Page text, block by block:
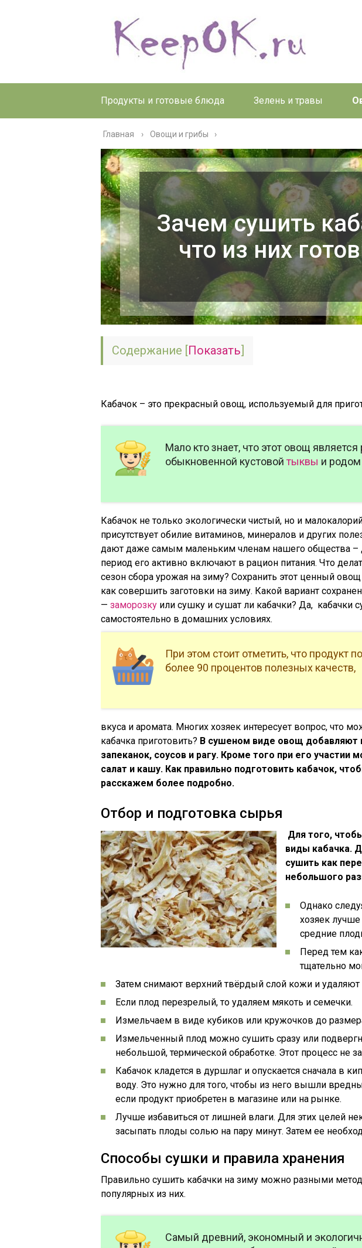
Продукты и готовые блюда Зелень и травы
Главная › Овощи и грибы
Зачем сушить
что из них
Содержание [Показать]
Кабачок – это прекрасный овощ, используемый для
Мало кто знает, что этот овощ
обыкновенной кустовойтыквы и
Кабачок не только экологически чистый, но и
присутствует обилие витаминов, минералов и других
дают даже самым маленьким членам нашего общества –
период его активно включают в рацион питания. Что
сезон сбора урожая на зиму? Сохранить этот ценный
как совершить заготовки на зиму. Какой вариант
— заморозку или сушку и сушат ли кабачки? Да, кабачки
самостоятельно в домашних условиях.
При этом стоит отметить, что продукт
более 90 процентов полезных качеств,
вкуса и аромата. Многих хозяек интересует вопрос, что
кабачка приготовить? В сушеном виде овощ добавляют
запеканок, соусов и рагу. Кроме того при его участии
салат и кашу. Как правильно подготовить кабачок,
расскажем более подробно.
Отбор и подготовка сырья
Для того,
виды кабачка.
сушить как
небольшого
Однако
хозяек
средние
Перед тем
тщательно
Затем снимают верхний твёрдый слой кожи и удаляют
Если плод перезрелый, то удаляем мякоть и семечки.
Измельчаем в виде кубиков или кружочков до
Измельченный плод можно сушить сразу или
небольшой, термической обработке. Этот процесс не
Кабачок кладется в дуршлаг и опускается сначала в
воду. Это нужно для того, чтобы из него вышли
если продукт приобретен в магазине или на рынке.
Лучше избавиться от лишней влаги. Для этих целей
засыпать плоды солью на пару минут. Затем ее
Способы сушки и правила хранения
Правильно сушить кабачки на зиму можно разными
популярных из них.
Самый древний, экономный и